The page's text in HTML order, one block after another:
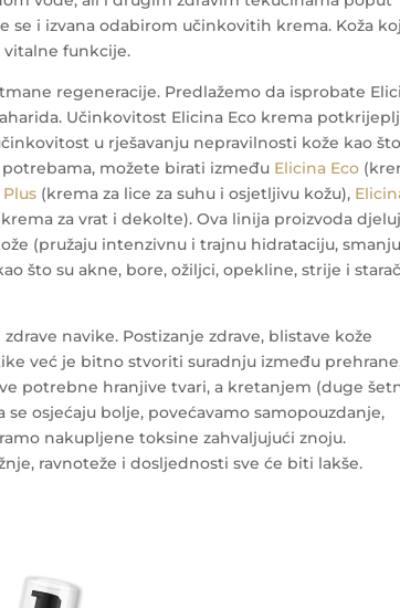
se i izvana odabirom učinkovitih krema. Koža
funkcije.
regeneracije. Predlažemo da isprobate
Učinkovitost Elicina Eco krema
u rješavanju nepravilnosti kože kao
možete birati između Elicina Eco
(krema za lice za suhu i osjetljivu kožu),
za vrat i dekolte). Ova linija proizvoda
(pružaju intenzivnu i trajnu hidrataciju,
što su akne, bore, ožiljci, opekline, strije i
navike. Postizanje zdrave, blistave kože
već je bitno stvoriti suradnju između
potrebne hranjive tvari, a kretanjem (duge
osjećaju bolje, povećavamo samopouzdanje,
nakupljene toksine zahvaljujući znoju.
ravnoteže i dosljednosti sve će biti lakše.